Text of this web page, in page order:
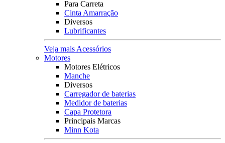
Para Carreta
Cinta Amarração
Diversos
Lubrificantes
Veja mais Acessórios
Motores
Motores Elétricos
Manche
Diversos
Carregador de baterias
Medidor de baterias
Capa Protetora
Principais Marcas
Minn Kota